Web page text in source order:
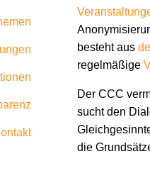
besteht aus
regelmäßige
Der CCC
sucht den
die